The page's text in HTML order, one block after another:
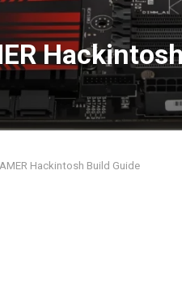
Hackintosh Build Guide